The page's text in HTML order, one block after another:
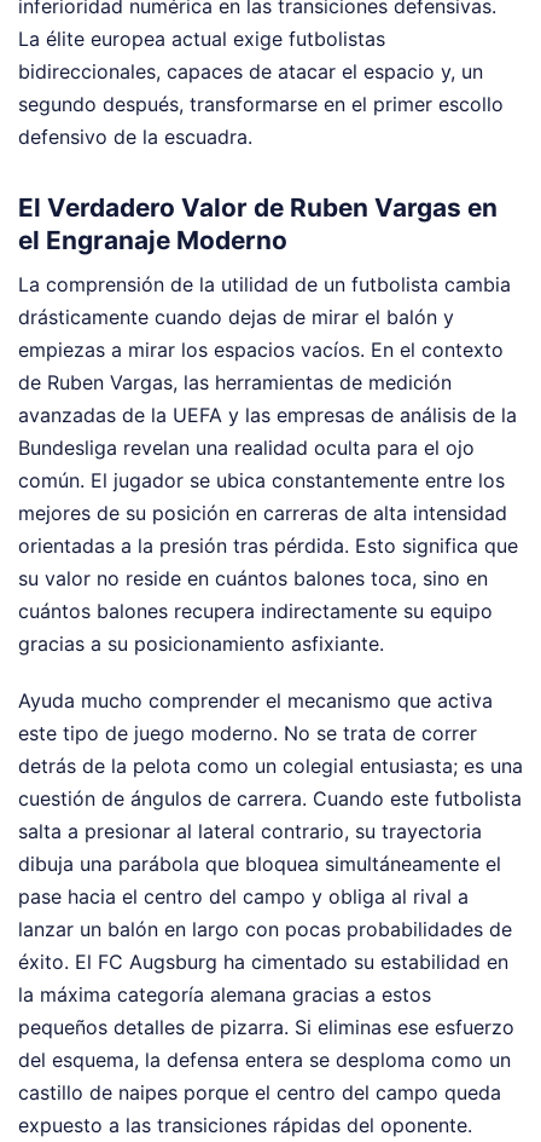
inferioridad numérica en las transiciones defensivas.
La élite europea actual exige futbolistas
bidireccionales, capaces de atacar el espacio y, un
segundo después, transformarse en el primer escollo
defensivo de la escuadra.
El Verdadero Valor de Ruben Vargas en
el Engranaje Moderno
La comprensión de la utilidad de un futbolista cambia
drásticamente cuando dejas de mirar el balón y
empiezas a mirar los espacios vacíos. En el contexto
de Ruben Vargas, las herramientas de medición
avanzadas de la UEFA y las empresas de análisis de la
Bundesliga revelan una realidad oculta para el ojo
común. El jugador se ubica constantemente entre los
mejores de su posición en carreras de alta intensidad
orientadas a la presión tras pérdida. Esto significa que
su valor no reside en cuántos balones toca, sino en
cuántos balones recupera indirectamente su equipo
gracias a su posicionamiento asfixiante.
Ayuda mucho comprender el mecanismo que activa
este tipo de juego moderno. No se trata de correr
detrás de la pelota como un colegial entusiasta; es una
cuestión de ángulos de carrera. Cuando este futbolista
salta a presionar al lateral contrario, su trayectoria
dibuja una parábola que bloquea simultáneamente el
pase hacia el centro del campo y obliga al rival a
lanzar un balón en largo con pocas probabilidades de
éxito. El FC Augsburg ha cimentado su estabilidad en
la máxima categoría alemana gracias a estos
pequeños detalles de pizarra. Si eliminas ese esfuerzo
del esquema, la defensa entera se desploma como un
castillo de naipes porque el centro del campo queda
expuesto a las transiciones rápidas del oponente.